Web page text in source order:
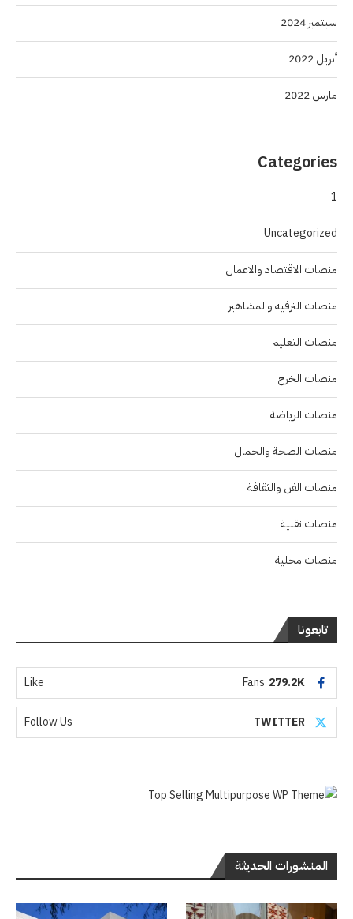
سبتمبر 2024
أبريل 2022
مارس 2022
Categories
1
Uncategorized
منصات الاقتصاد والاعمال
منصات الترفيه والمشاهير
منصات التعليم
منصات الخرج
منصات الرياضة
منصات الصحة والجمال
منصات الفن والثقافة
منصات تقنية
منصات محلية
تابعونا
279.2K
Fans
Like
TWITTER
Follow Us
المنشورات الحديثة